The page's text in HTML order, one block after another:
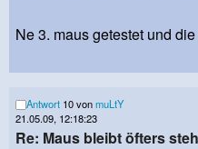
Ne 3. maus getestet und
Antwort 10 vonmuLtY
21.05.09, 12:18:23
Re: Maus bleibt öfters